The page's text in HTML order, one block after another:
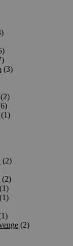
(3)
(2)
(1)
(2)
(2)
(1)
(1)
(2)